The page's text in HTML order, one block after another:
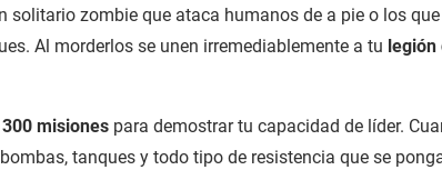
solitario zombie que ataca humanos de a pie o los
Al morderlos se unen irremediablemente a tu legión
misiones para demostrar tu capacidad de líder.
tanques y todo tipo de resistencia que se